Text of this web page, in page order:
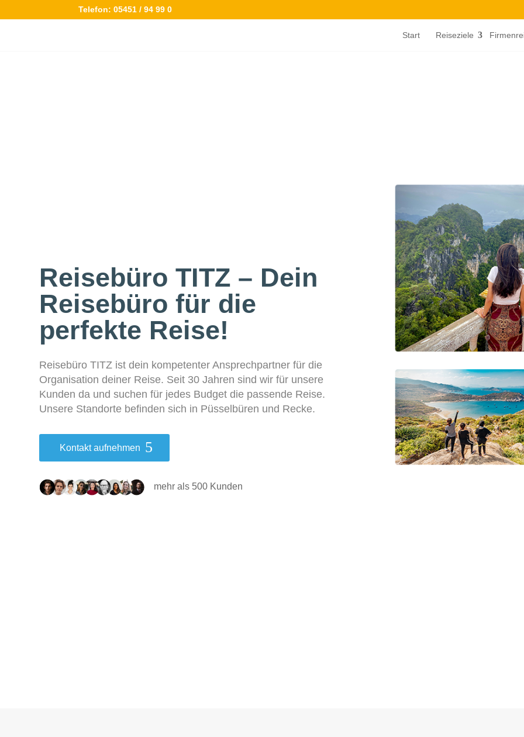
Telefon: 05451 / 94 99 0
Start Reiseziele
Reisebüro TITZ – Dein
Reisebüro für die
perfekte Reise!
Reisebüro TITZ ist dein kompetenter Ansprechpartner für die
Organisation deiner Reise. Seit 30 Jahren sind wir für unsere
Kunden da und suchen für jedes Budget die passende Reise.
Unsere Standorte befinden sich in Püsselbüren und Recke.
Kontakt aufnehmen
mehr als 500 Kunden